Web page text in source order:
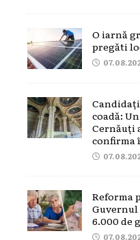
O iarnă
pregăti
coadă:
Cernăuți
confirma
Reforma
Guvernul
6.000 de